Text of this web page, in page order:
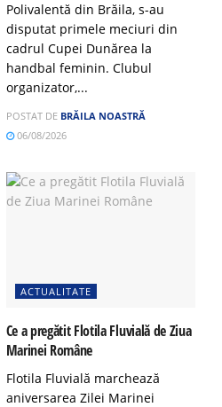
Polivalentă din Brăila, s-au
disputat primele meciuri din
cadrul Cupei Dunărea la
handbal feminin. Clubul
organizator,...
POSTAT DE BRĂILA NOASTRĂ
06/08/2026
ACTUALITATE
Ce a pregătit Flotila Fluvială de Ziua
Marinei Române
Flotila Fluvială marchează
aniversarea Zilei Marinei